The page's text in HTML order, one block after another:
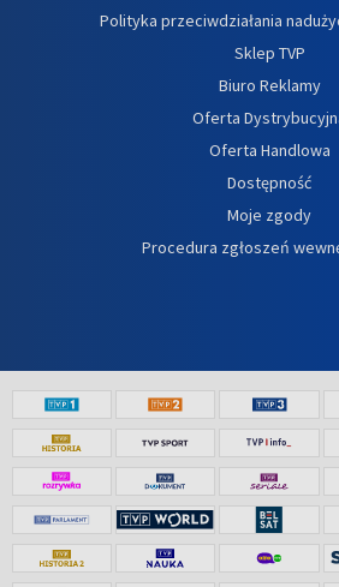
Polityka przeciwdziałania
Sklep TVP
Biuro Reklamy
Oferta
Oferta Handlowa
Dostępność
Moje zgody
Procedura zgłoszeń